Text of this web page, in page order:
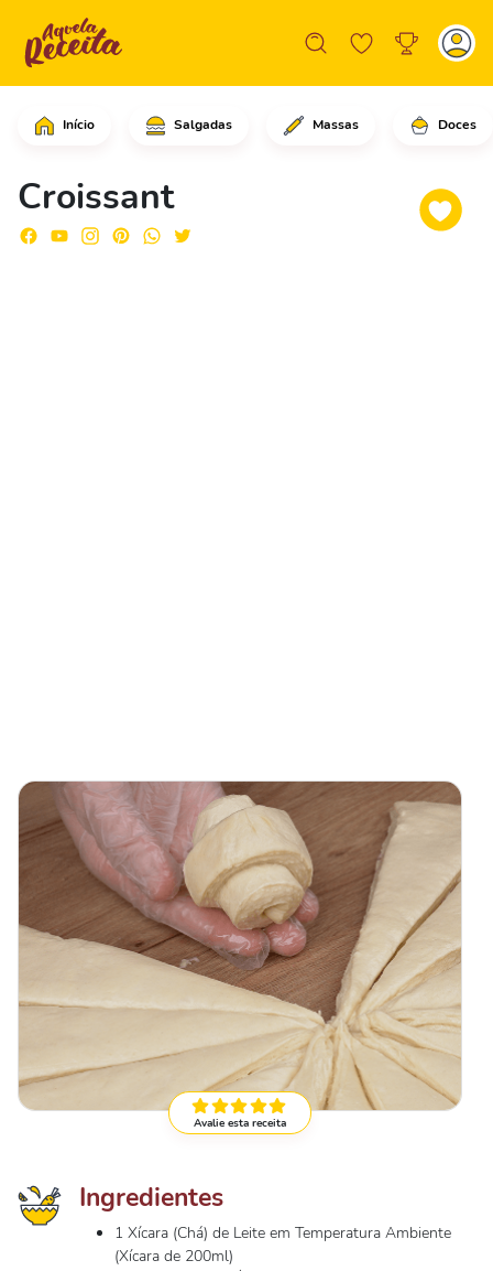
Início Salgadas Massas Doces
Croissant
Em uma tigela, coloque o leite, a
Avalie esta receita
Ingredientes
1 Xícara (Chá) de Leite em Temperatura Ambiente
(Xícara de 200ml)